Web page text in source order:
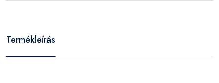
Termékleírás